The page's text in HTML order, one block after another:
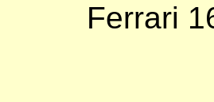
Ferrari